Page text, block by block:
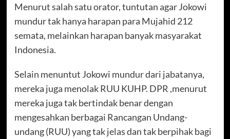
Menurut salah satu orator, tuntutan agar Jokowi
mundur tak hanya harapan para Mujahid 212
semata, melainkan harapan banyak masyarakat
Indonesia.
Selain menuntut Jokowi mundur dari jabatanya,
mereka juga menolak RUU KUHP. DPR ,menurut
mereka juga tak bertindak benar dengan
mengesahkan berbagai Rancangan Undang-
undang (RUU) yang tak jelas dan tak berpihak bagi